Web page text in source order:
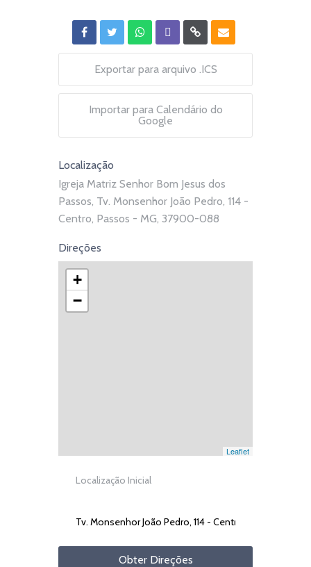
Exportar para arquivo .ICS
Importar para Calendário do
Google
Localização
Igreja Matriz Senhor Bom Jesus dos
Passos, Tv. Monsenhor João Pedro, 114 -
Centro, Passos - MG, 37900-088
Direções
+
−
Leaflet
Obter Direções